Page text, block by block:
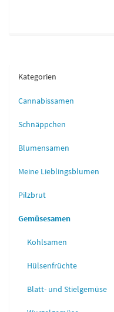
Kategorien
Cannabissamen
Schnäppchen
Blumensamen
Meine Lieblingsblumen
Pilzbrut
Gemüsesamen
Kohlsamen
Hülsenfrüchte
Blatt- und Stielgemüse